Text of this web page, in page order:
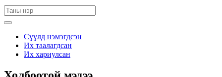
Сүүлд нэмэгдсэн
Их таалагдсан
Их хариулсан